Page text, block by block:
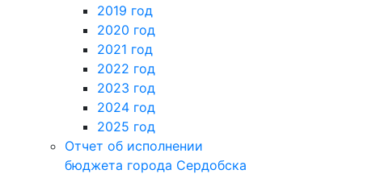
2019 год
2020 год
2021 год
2022 год
2023 год
2024 год
2025 год
Отчет об исполнении
бюджета города Сердобска